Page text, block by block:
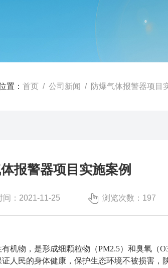
置： 首页 / 公司新闻 / 防爆气体报警器项目
报警器项目实施案例
间：2021-11-25 浏览次数：197
有机物，是形成细颗粒物（PM2.5）和臭氧（
证人民的身体健康，保护生态环境不被损害